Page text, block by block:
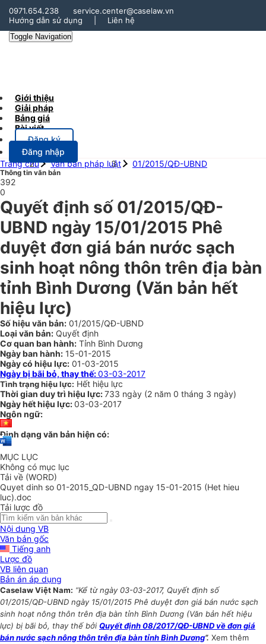
0971.654.238
service.center@caselaw.vn
Hướng dẫn sử dụng
Liên hệ
Toggle Navigation
Giới thiệu
Giải pháp
Bảng giá
Bài viết
Đăng ký
Đăng nhập
Trang chủ
Văn bản pháp luật 01/2015/QĐ-UBND
Thông tin văn bản
392
0
Quyết định số 01/2015/QĐ-
UBND ngày 15/01/2015 Phê
duyệt đơn giá bán nước sạch
sinh hoạt nông thôn trên địa bàn
tỉnh Bình Dương (Văn bản hết
hiệu lực)
Số hiệu văn bản: 01/2015/QĐ-UBND
Loại văn bản: Quyết định
Cơ quan ban hành: Tỉnh Bình Dương
Ngày ban hành: 15-01-2015
Ngày có hiệu lực: 01-03-2015
Ngày bị bãi bỏ, thay thế:03-03-2017
Tình trạng hiệu lực: Hết hiệu lực
Thời gian duy trì hiệu lực:733 ngày (2 năm 0 tháng 3 ngày)
Ngày hết hiệu lực:03-03-2017
Ngôn ngữ:
Định dạng văn bản hiện có:
MỤC LỤC
Không có mục lục
Tải về (WORD)
Quyet dinh so 01-2015_QD-UBND ngay 15-01-2015 (Het hieu
luc).doc
Tải lược đồ
Nội dung VB
Văn bản gốc
Tiếng anh
Lược đồ
VB liên quan
Bản án áp dụng
Caselaw Việt Nam: “Kể từ ngày 03-03-2017, Quyết định số
01/2015/QĐ-UBND ngày 15/01/2015 Phê duyệt đơn giá bán nước sạch
sinh hoạt nông thôn trên địa bàn tỉnh Bình Dương (Văn bản hết hiệu
lực) bị bãi bỏ, thay thế bởi Quyết định 08/2017/QĐ-UBND về đơn giá
bán nước sạch nông thôn trên địa bàn tỉnh Bình Dương”. Xem thêm